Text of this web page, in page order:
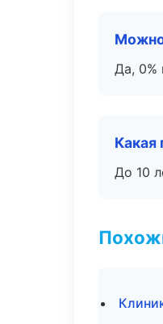
Можно
Да, 0%
Какая
До 10